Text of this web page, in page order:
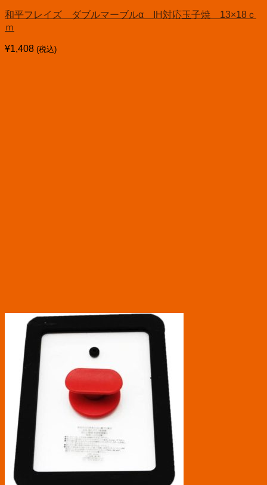
和平フレイズ ダブルマーブルα IH対応玉子焼 13×18ｃ
ｍ
¥1,408 (税込)